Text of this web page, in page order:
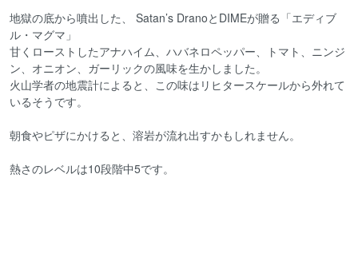
地獄の底から噴出した、 Satan’s DranoとDIMEが贈る「エディブ
ル・マグマ」
甘くローストしたアナハイム、ハバネロペッパー、トマト、ニンジ
ン、オニオン、ガーリックの風味を生かしました。
火山学者の地震計によると、この味はリヒタースケールから外れて
いるそうです。
朝食やピザにかけると、溶岩が流れ出すかもしれません。
熱さのレベルは10段階中5です。